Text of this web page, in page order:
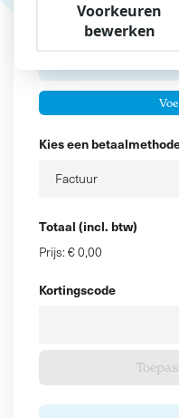
Voeg cursisten toe
Tussenvoegsel
Kies een
Totaal (incl. btw)
Prijs: € 0,00
Kortingscode
Voorkeuren
bewerken